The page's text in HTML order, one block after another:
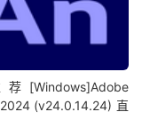
[Windows]Adobe
(v24.0.14.24) 直